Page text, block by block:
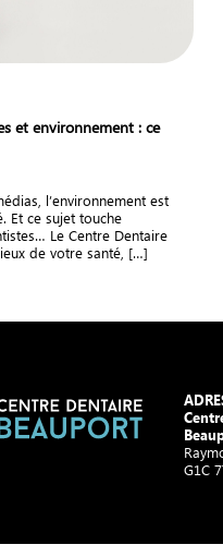
et environnement : ce
l’environnement est
Et ce sujet touche
Le Centre Dentaire
de votre santé, […]
G1C